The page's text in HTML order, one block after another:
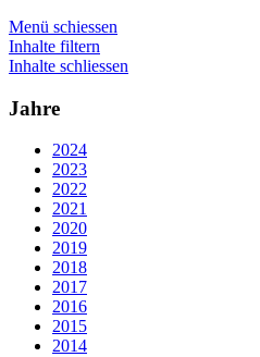
Menü schiessen
Inhalte filtern
Inhalte schliessen
Jahre
2024
2023
2022
2021
2020
2019
2018
2017
2016
2015
2014